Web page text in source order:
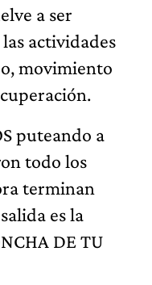
a ser
actividades
movimiento
puteando a
todo los
terminan
es la
DE TU